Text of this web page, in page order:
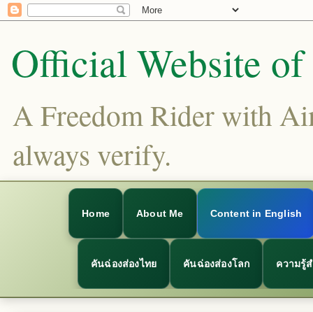
Official Website
A Freedom Rider with
always verify.
Home About Me Content in English
คันฉ่องส่องไทย คันฉ่องส่องโลก ความรู้